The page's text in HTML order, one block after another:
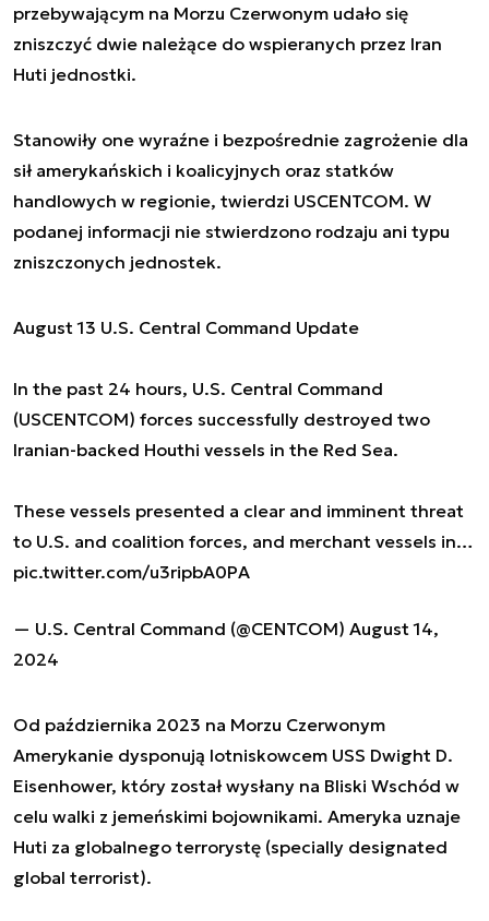
przebywającym na Morzu Czerwonym udało się
zniszczyć dwie należące do wspieranych przez Iran
Huti jednostki.
Stanowiły one wyraźne i bezpośrednie zagrożenie dla
sił amerykańskich i koalicyjnych oraz statków
handlowych w regionie, twierdzi USCENTCOM. W
podanej informacji nie stwierdzono rodzaju ani typu
zniszczonych jednostek.
August 13 U.S. Central Command Update
In the past 24 hours, U.S. Central Command
(USCENTCOM) forces successfully destroyed two
Iranian-backed Houthi vessels in the Red Sea.
These vessels presented a clear and imminent threat
to U.S. and coalition forces, and merchant vessels in…
pic.twitter.com/u3ripbA0PA
— U.S. Central Command (@CENTCOM) August 14,
2024
Od października 2023 na Morzu Czerwonym
Amerykanie dysponują lotniskowcem USS Dwight D.
Eisenhower, który został wysłany na Bliski Wschód w
celu walki z jemeńskimi bojownikami. Ameryka uznaje
Huti za globalnego terrorystę (specially designated
global terrorist).